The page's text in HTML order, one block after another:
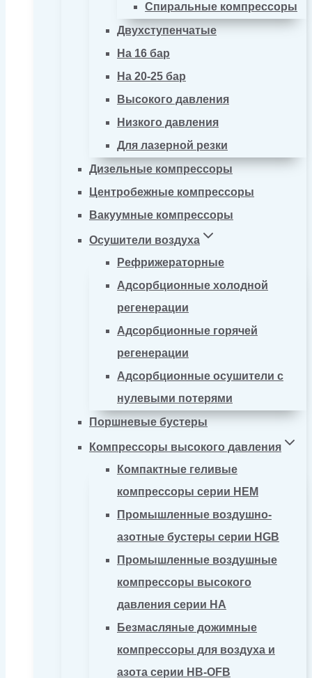
Спиральные компрессоры
Двухступенчатые
На 16 бар
На 20-25 бар
Высокого давления
Низкого давления
Для лазерной резки
Дизельные компрессоры
Центробежные компрессоры
Вакуумные компрессоры
Осушители воздуха
Рефрижераторные
Адсорбционные холодной
регенерации
Адсорбционные горячей
регенерации
Адсорбционные осушители с
нулевыми потерями
Поршневые бустеры
Компрессоры высокого давления
Компактные геливые
компрессоры серии HEM
Промышленные воздушно-
азотные бустеры серии HGB
Промышленные воздушные
компрессоры высокого
давления серии HA
Безмасляные дожимные
компрессоры для воздуха и
азота серии HB-OFB